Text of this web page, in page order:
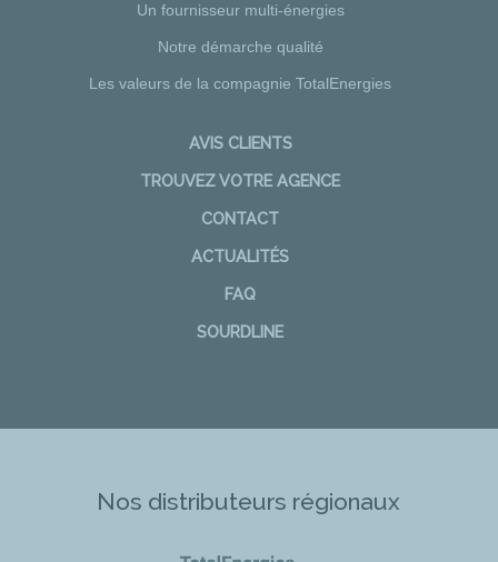
Un fournisseur multi-énergies
Notre démarche qualité
Les valeurs de la compagnie TotalEnergies
AVIS CLIENTS
TROUVEZ VOTRE AGENCE
CONTACT
ACTUALITÉS
FAQ
SOURDLINE
Nos distributeurs régionaux